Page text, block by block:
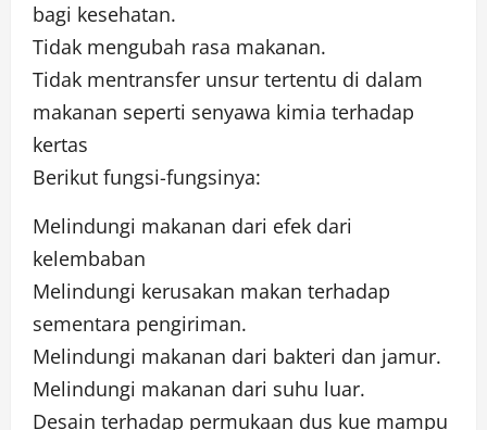
bagi kesehatan.
Tidak mengubah rasa makanan.
Tidak mentransfer unsur tertentu di dalam
makanan seperti senyawa kimia terhadap
kertas
Berikut fungsi-fungsinya:
Melindungi makanan dari efek dari
kelembaban
Melindungi kerusakan makan terhadap
sementara pengiriman.
Melindungi makanan dari bakteri dan jamur.
Melindungi makanan dari suhu luar.
Desain terhadap permukaan dus kue mampu